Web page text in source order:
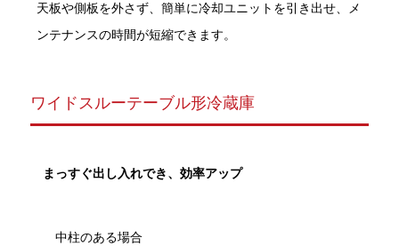
天板や側板を外さず、簡単に冷却ユニットを引き出せ、メ
ンテナンスの時間が短縮できます。
ワイドスルーテーブル形冷蔵庫
まっすぐ出し入れでき、効率アップ
中柱のある場合